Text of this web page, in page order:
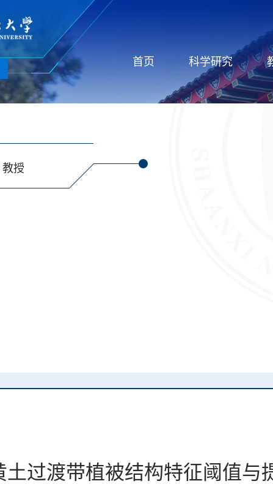
首页 科学研究
教授
土过渡带植被结构特征阈值与